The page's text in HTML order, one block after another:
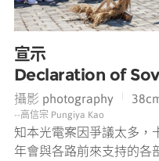
宣示
Declaration of
攝影 photography
--高信宗 Pungiya Kao
知本光電案因爭議太多，
年會與各路前來支持的各